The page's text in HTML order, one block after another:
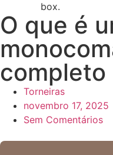
box.
O que é
Torneiras
novembro 17, 2025
Sem Comentários